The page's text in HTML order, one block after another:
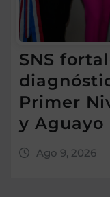
SNS
Primer
y Aguayo
Ago 9, 2026